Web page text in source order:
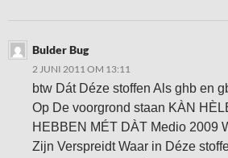
Bulder Bug
2 JUNI 2011 OM 13:11
btw Dát Déze stoffen Als ghb en
Op De voorgrond staan KÀN
HEBBEN MÉT DÀT Medio 2009
Zijn Verspreidt Waar in Déze